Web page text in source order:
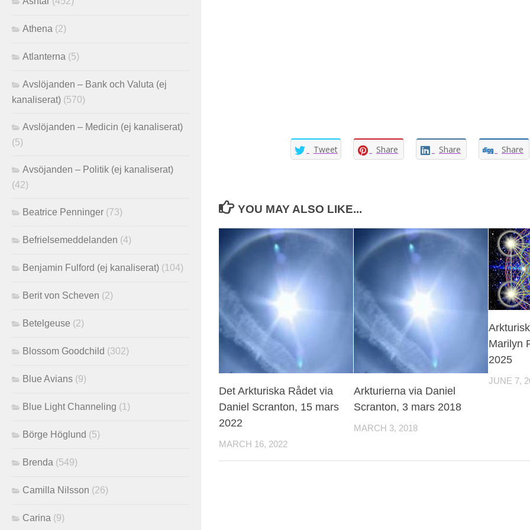
Tweet Share Share Share
YOU MAY ALSO LIKE...
Det Arkturiska Rådet via
Daniel Scranton, 15 mars
2022
MARCH 16, 2022
Arkturierna via Daniel
Scranton, 3 mars 2018
MARCH 3, 2018
Marilyn
2025
JUNE 7,
Athena (2)
Atlanterna (5)
Avslöjanden – Bank och Valuta (ej
kanaliserat) (570)
Avslöjanden – Medicin (ej kanaliserat)
(5)
Avsöjanden – Politik (ej kanaliserat)
(42)
Beatrice Penninger (73)
Befrielsemeddelanden (4)
Benjamin Fulford (ej kanaliserat) (104)
Berit von Scheven (2)
Betelgeuse (2)
Blossom Goodchild (302)
Blue Avians (9)
Blue Light Channeling (1)
Börge Höglund (5)
Brenda (549)
Camilla Nilsson (26)
Carina (9)